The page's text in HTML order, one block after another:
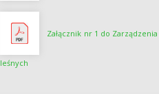
Załącznik nr 1 do Zarządzenia
leśnych